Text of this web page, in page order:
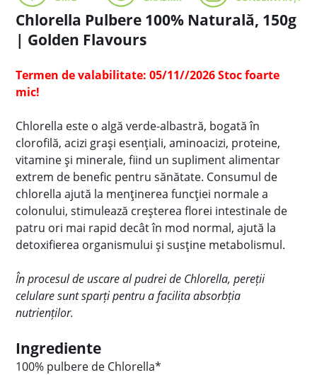
Chlorella Pulbere 100% Naturală, 150g
| Golden Flavours
Termen de valabilitate: 05/11//2026 Stoc foarte
mic!
Chlorella este o algă verde-albastră, bogată în
clorofilă, acizi grași esențiali, aminoacizi, proteine,
vitamine și minerale, fiind un supliment alimentar
extrem de benefic pentru sănătate. Consumul de
chlorella ajută la menținerea funcției normale a
colonului, stimulează creșterea florei intestinale de
patru ori mai rapid decât în ​​mod normal, ajută la
detoxifierea organismului și susține metabolismul.
În procesul de uscare al pudrei de Chlorella, pereții
celulare sunt sparți pentru a facilita absorbția
nutrienților.
Ingrediente
100% pulbere de Chlorella*